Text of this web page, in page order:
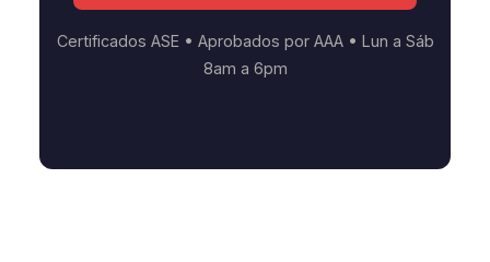
Certificados ASE • Aprobados por AAA • Lun a Sáb
8am a 6pm